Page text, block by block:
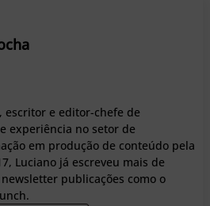
escritor e editor-chefe de
experiência no setor de
em produção de conteúdo pela
Luciano já escreveu mais de
publicações como o